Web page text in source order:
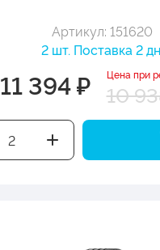
Артикул: 151620
2 шт. Поставка 2
11 394 ₽ Цена при
10